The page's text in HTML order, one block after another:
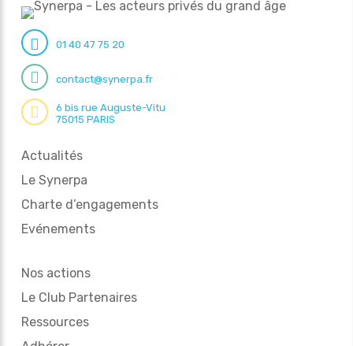
01 40 47 75 20
contact@synerpa.fr
6 bis rue Auguste-Vitu
75015 PARIS
Actualités
Le Synerpa
Charte d’engagements
Evénements
Nos actions
Le Club Partenaires
Ressources